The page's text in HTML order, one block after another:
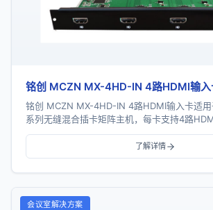
铭创 MCZN MX-4HD-IN 4路HDMI输入
铭创 MCZN MX-4HD-IN 4路HDMI输入卡适
系列无缝混合插卡矩阵主机，每卡支持4路
采用一卡四路插卡式...
了解详情
会议室解决方案